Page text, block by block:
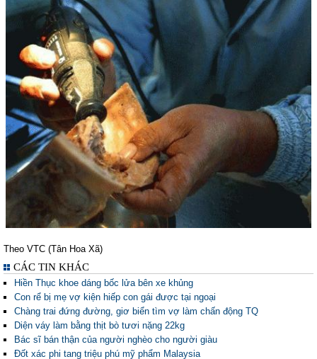
Theo VTC (Tân Hoa Xã)
CÁC TIN KHÁC
Hiền Thục khoe dáng bốc lửa bên xe khủng
Con rể bị mẹ vợ kiện hiếp con gái được tại ngoại
Chàng trai đứng đường, giơ biển tìm vợ làm chấn động TQ
Diện váy làm bằng thịt bò tươi nặng 22kg
Bác sĩ bán thận của người nghèo cho người giàu
Đốt xác phi tang triệu phú mỹ phẩm Malaysia